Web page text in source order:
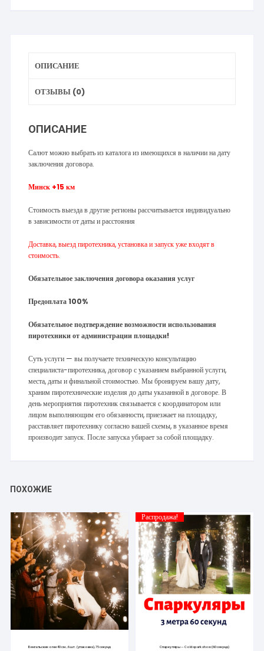
ОПИСАНИЕ
ОТЗЫВЫ (0)
ОПИСАНИЕ
Салют можно выбрать из каталога из имеющихся в наличии на дату
заключения договора.
Минск +15 км
Стоимость выезда в другие регионы рассчитывается индивидуально
в зависимости от даты и расстояния
Доставка, выезд пиротехника, установка и запуск уже входят в
стоимость.
Обязательное заключения договора оказания услуг
Предоплата 100%
Обязательное подтверждение возможности использования
пиротехники от администрации площадки!
Суть услуги — вы получаете техническую консультацию
специалиста-пиротехника, договор с указанием выбранной услуги,
места, даты и финальной стоимостью. Мы бронируем вашу дату,
храним пиротехнические изделия до даты указанной в договоре. В
день мероприятия пиротехник связывается с координатором или
лицом выполняющим его обязанности, приезжает на площадку,
расставляет пиротехнику согласно вашей схемы, в указанное время
производит запуск. После запуска убирает за собой площадку.
ПОХОЖИЕ
Бенгальские огни 40 см., 6 шт. (упаковка), 75 секунд
Распродажа!
Спаркуляры — Cold spark show (60 секунд)